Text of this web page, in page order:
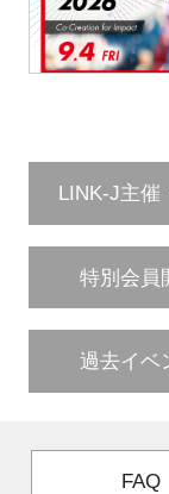
LINK-J主催
特別会員
過去イベ
FAQ